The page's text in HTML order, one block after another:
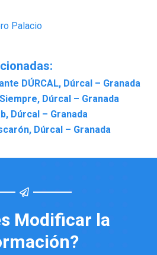
Palacio
DÚRCAL, Dúrcal – Granada
Dúrcal – Granada
Dúrcal – Granada
Dúrcal – Granada
Modificar la